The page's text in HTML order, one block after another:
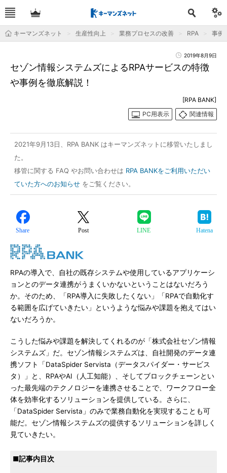
キーマンズネット 生産性向上 業務プロセスの改善 RPA 事例
2019年8月9日
セゾン情報システムズによるRPAサービスの特徴
や事例を徹底解説！
[RPA BANK]
PC用表示
関連情報
2021年9月13日、RPA BANK はキーマンズネットに移管いたしまし
た。
移管に関する FAQ やお問い合わせは RPA BANKをご利用いただい
ていた方へのお知らせ をご覧ください。
Share Post LINE Hatena
RPAの導入で、自社の既存システムや使用しているアプリケーシ
ョンとのデータ連携がうまくいかないということはないだろう
か。そのため、「RPA導入に失敗したくない」「RPAで自動化す
る範囲を広げていきたい」というような悩みや課題を抱えてはい
ないだろうか。
こうした悩みや課題を解決してくれるのが「株式会社セゾン情報
システムズ」だ。セゾン情報システムズは、自社開発のデータ連
携ソフト「DataSpider Servista（データスパイダー・サービス
タ）」と、RPAやAI（人工知能）、そしてブロックチェーンとい
った最先端のテクノロジーを連携させることで、ワークフロー全
体を効率化するソリューションを提供している。さらに、
「DataSpider Servista」のみで業務自動化を実現することも可
能だ。セゾン情報システムズの提供するソリューションを詳しく
見ていきたい。
■記事内目次